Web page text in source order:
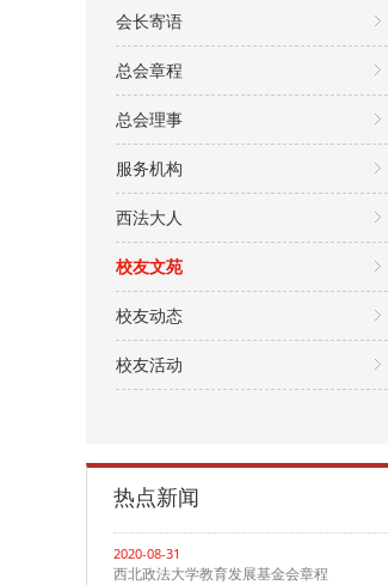
会长寄语
总会章程
总会理事
服务机构
西法大人
校友文苑
校友动态
校友活动
热点新闻
2020-08-31
西北政法大学教育发展基金会章程